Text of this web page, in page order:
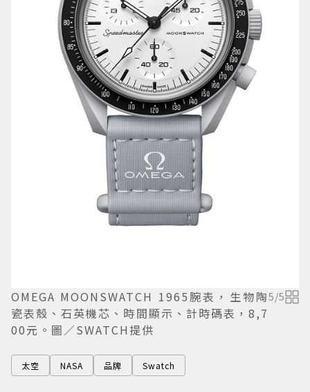
OMEGA MOONSWATCH 1965腕表，生物陶
瓷表殼、石英機芯、時間顯示、計時碼表，8,7
00元。圖／SWATCH提供
5/5
太空 NASA 品牌 Swatch